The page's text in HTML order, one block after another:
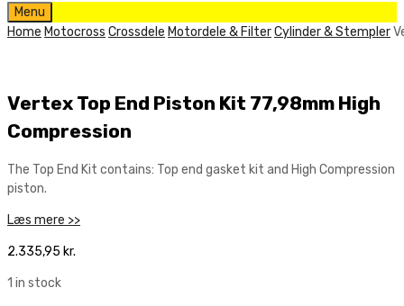
Skip
to
Menu
Home Motocross Crossdele Motordele & FilterCylinder & Stempler
Vertex Top End Piston Kit 77,98mm High
Compression
The Top End Kit contains: Top end gasket kit and High Compression
piston.
Læs mere >>
2.335,95 kr.
1 in stock